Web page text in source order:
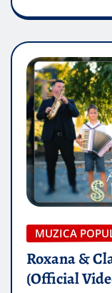
MUZICA
Roxana &
(Official